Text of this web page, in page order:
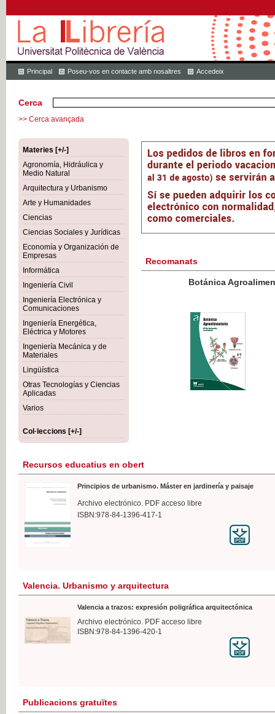
Principal Poseu-vos en contacte amb nosaltres Accedeix
Cerca
>> Cerca avançada
Materies [+/-]
Agronomía, Hidráulica y
Medio Natural
Arquitectura y Urbanismo
Arte y Humanidades
Ciencias
Ciencias Sociales y Jurídicas
Economía y Organización de
Empresas
Informática
Ingeniería Civil
Ingeniería Electrónica y
Comunicaciones
Ingeniería Energética,
Eléctrica y Motores
Ingeniería Mecánica y de
Materiales
Lingüística
Otras Tecnologías y Ciencias
Aplicadas
Varios
Col·leccions [+/-]
Recomanats
Botánica Agroalimentaria
Recursos educatius en obert
Principios de urbanismo. Máster en jardinería y paisaje
Archivo electrónico. PDF acceso libre
ISBN:978-84-1396-417-1
Valencia. Urbanismo y arquitectura
Valencia a trazos: expresión poligráfica arquitectónica
Archivo electrónico. PDF acceso libre
ISBN:978-84-1396-420-1
Publicacions gratuïtes